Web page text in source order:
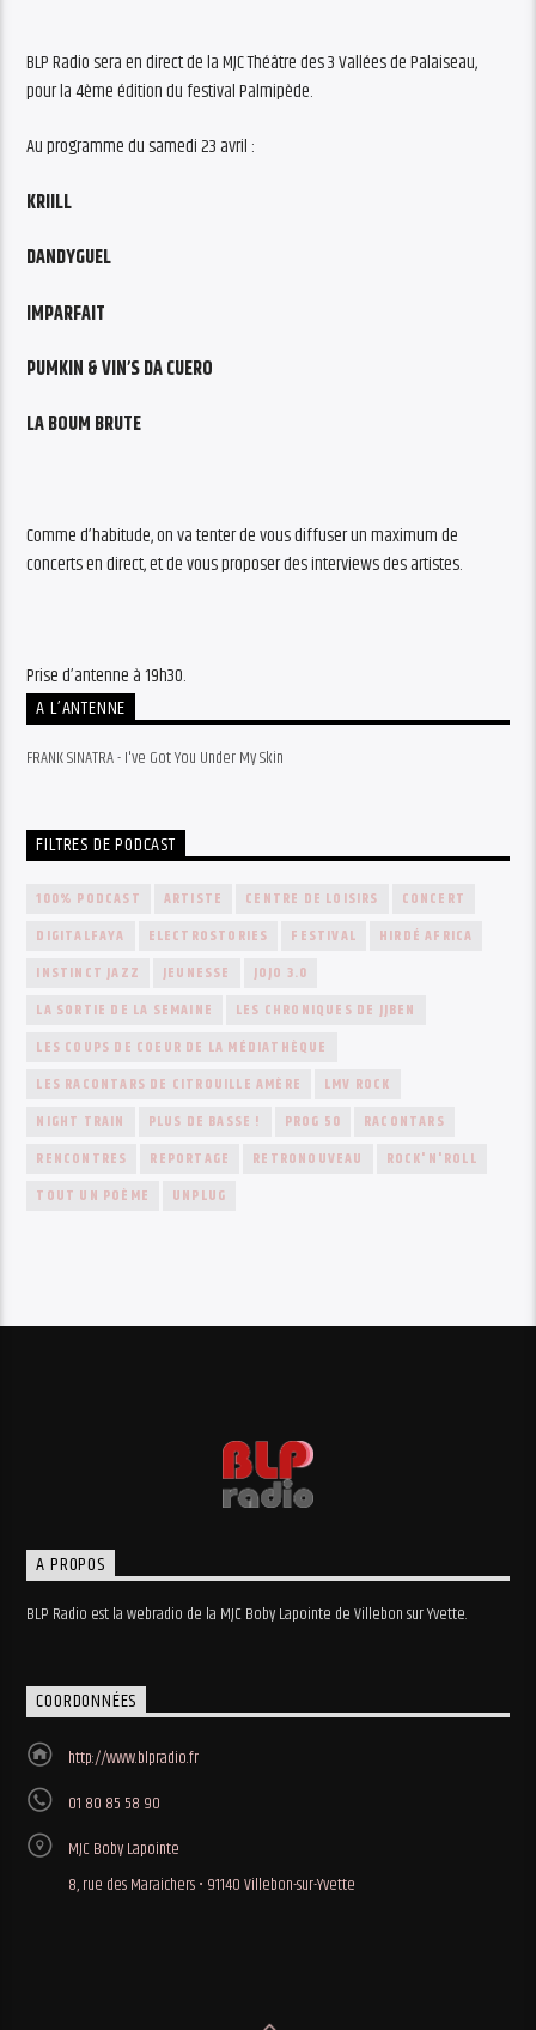
BLP Radio sera en direct de la MJC Théâtre des 3 Vallées de Palaiseau,
pour la 4ème édition du festival Palmipède.
Au programme du samedi 23 avril :
KRIILL
DANDYGUEL
IMPARFAIT
PUMKIN & VIN’S DA CUERO
LA BOUM BRUTE
Comme d’habitude, on va tenter de vous diffuser un maximum de
concerts en direct, et de vous proposer des interviews des artistes.
Prise d’antenne à 19h30.
A L’ANTENNE
FRANK SINATRA - I've Got You Under My Skin
FILTRES DE PODCAST
100% PODCAST ARTISTE CENTRE DE LOISIRS
CONCERT
DIGITALFAYA
ELECTROSTORIES FESTIVAL
HIRDÉ AFRICA
INSTINCT JAZZ
JEUNESSE
JOJO 3.0
LA SORTIE DE LA SEMAINE
LES CHRONIQUES DE JJBEN
LES COUPS DE COEUR DE LA MÉDIATHÈQUE
LES RACONTARS DE CITROUILLE AMÈRE
LMV ROCK
NIGHT TRAIN
PLUS DE BASSE ! PROG 50
RACONTARS
RENCONTRES
REPORTAGE RETRONOUVEAU
ROCK'N'ROLL
TOUT UN POÈME
UNPLUG
A PROPOS
BLP Radio est la webradio de la MJC Boby Lapointe de Villebon sur Yvette.
COORDONNÉES
http://www.blpradio.fr
01 80 85 58 90
MJC Boby Lapointe
8, rue des Maraichers • 91140 Villebon-sur-Yvette